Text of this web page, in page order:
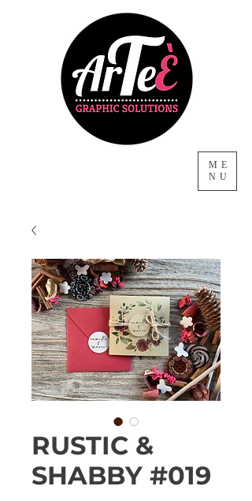
ME
NU
RUSTIC &
SHABBY #019